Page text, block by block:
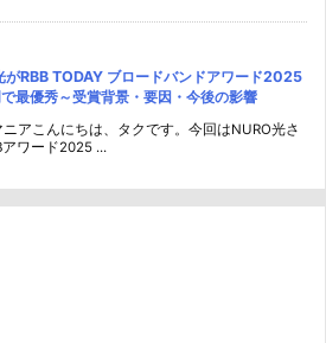
がRBB TODAY ブロードバンドアワード2025
最優秀～受賞背景・要因・今後の影響
ニアこんにちは、タクです。今回はNURO光さ
アワード2025 ...